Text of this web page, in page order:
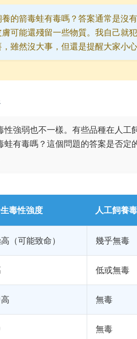
的箭毒蛙有毒嗎？答案通常是沒
可能還殘留一些物質。我自己就
雖然沒大事，但還是提醒大家小心
性強弱也不一樣。有些品種在人
蛙有毒嗎？這個問題的答案是否定
毒性強度 人工飼養
（可能致命） 幾乎無毒
低或無毒
無毒
無毒